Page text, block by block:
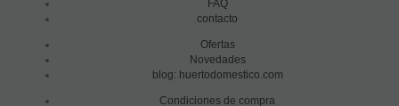
FAQ
contacto
Ofertas
Novedades
blog: huertodomestico.com
Condiciones de compra